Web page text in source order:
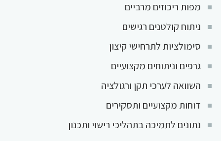
מפות ריכוזים מרביים
ניתוח קולטנים רגישים
סימולציות לתרחישי קיצון
גרפים וניתוחים מקצועיים
השוואה לערכי תקן ורגולציה
דוחות מקצועיים ותסקירים
נתונים לתמיכה בתהליכי רישוי ותכנון